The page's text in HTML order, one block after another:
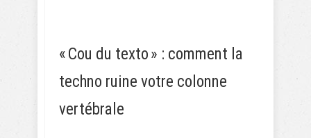
« Cou du texto » : comment la
techno ruine votre colonne
vertébrale